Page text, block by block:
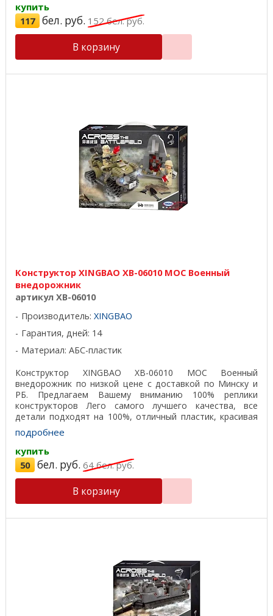
купить
117 бел. руб. 152бел. руб.
В корзину
Конструктор XINGBAO XB-06010 MOC Военный
внедорожник
артикул XB-06010
Производитель: XINGBAO
Гарантия, дней: 14
Материал: АБС-пластик
Конструктор XINGBAO XB-06010 MOC Военный
внедорожник по низкой цене с доставкой по Минску и
РБ. Предлагаем Вашему вниманию 100% реплики
конструкторов Лего самого лучшего качества, все
детали подходят на 100%, отличный пластик, красивая
подарочная ...
подробнее
купить
50 бел. руб. 64бел. руб.
В корзину